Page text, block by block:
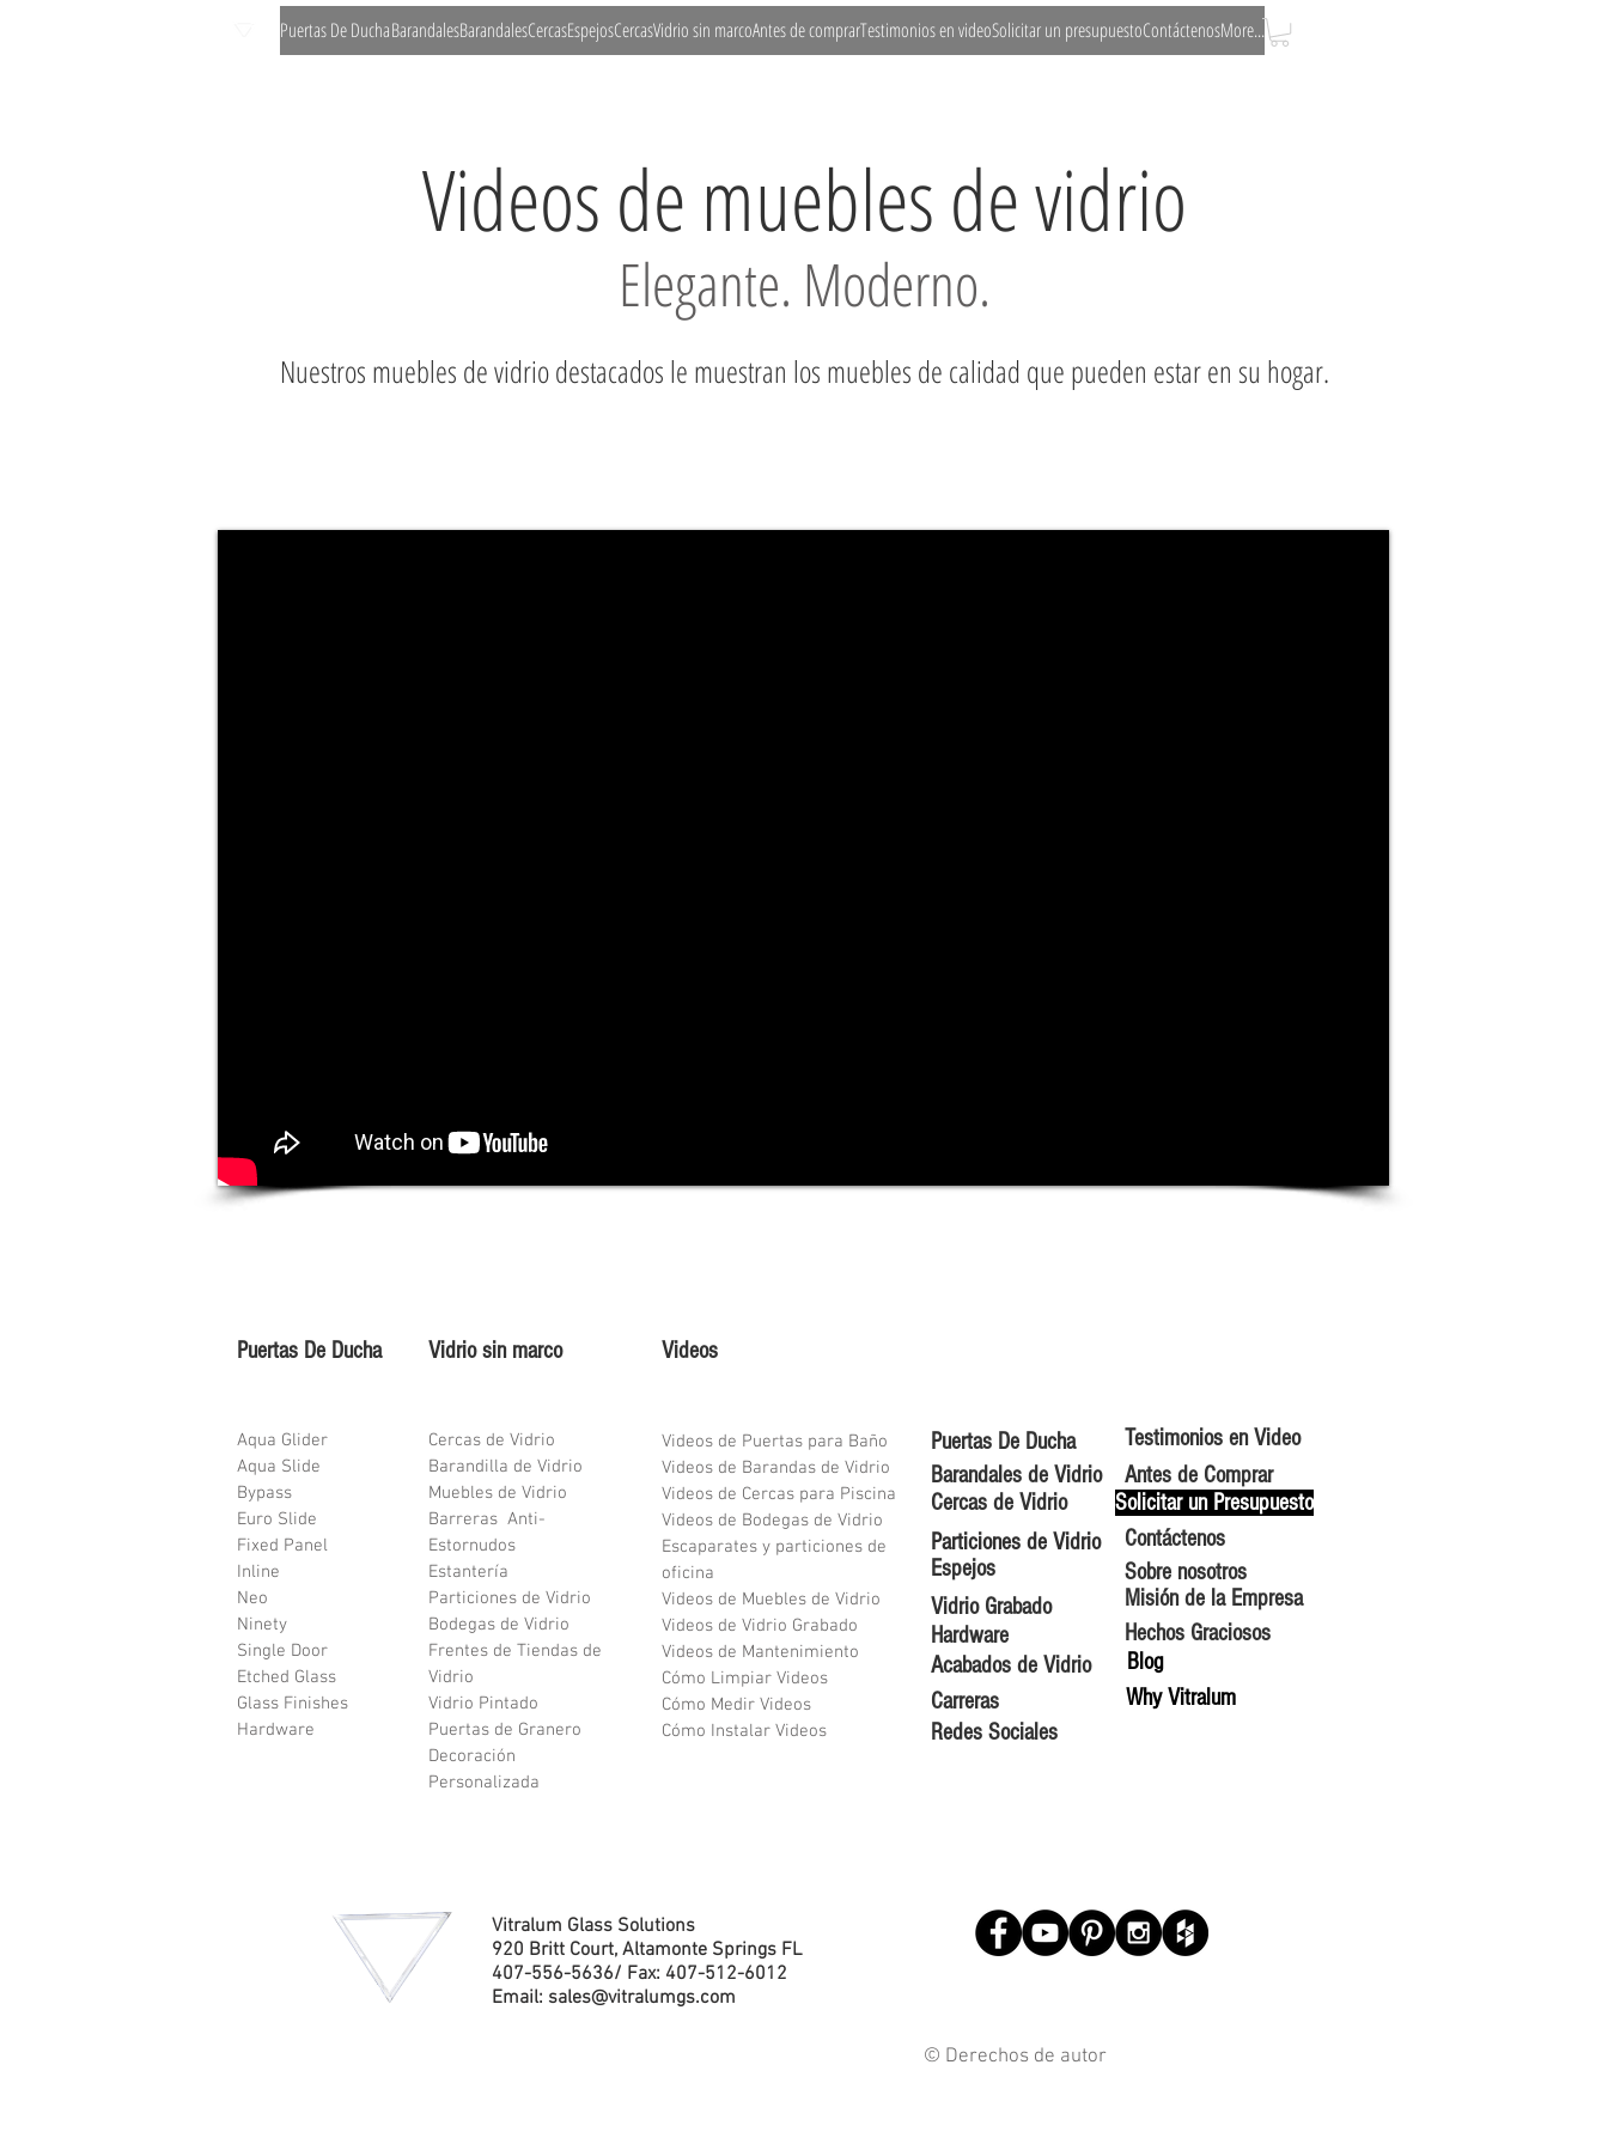
Puertas De DuchaBarandalesBarandalesCercasEspejosCercasVidrio sin marcoAntes de comprarTestimonios en videoSolicitar un presupuestoContáctenosMore...
Videos de muebles de vidrio
Elegante. Moderno.
Nuestros muebles de vidrio destacados le muestran los muebles de calidad que pueden estar en su hogar.
Puertas De Ducha Vidrio sin marco Videos
Aqua Glider
Aqua Slide
Bypass
Euro Slide
Fixed Panel
Inline
Neo
Ninety
Single Door
Etched Glass
Glass Finishes
Hardware
Cercas de Vidrio
Barandilla de Vidrio
Muebles de Vidrio
Barreras Anti-
Estornudos
Estantería
Particiones de Vidrio
Bodegas de Vidrio
Frentes de Tiendas de
Vidrio
Vidrio Pintado
Puertas de Granero
Decoración
Personalizada
Videos de Puertas para Baño
Videos de Barandas de Vidrio
Videos de Cercas para Piscina
Videos de Bodegas de Vidrio
Escaparates y particiones de
oficina
Videos de Muebles de Vidrio
Videos de Vidrio Grabado
Videos de Mantenimiento
Cómo Limpiar Videos
Cómo Medir Videos
Cómo Instalar Videos
Puertas De Ducha
Barandales de Vidrio
Cercas de Vidrio
Particiones de Vidrio
Espejos
Vidrio Grabado
Hardware
Acabados de Vidrio
Carreras
Testimonios en Video
Antes de Comprar
Solicitar un Presupuesto
Contáctenos
Sobre nosotros
Misión de la Empresa
Hechos Graciosos
Blog
Why Vitralum
Redes Sociales
Vitralum Glass Solutions
920 Britt Court, Altamonte Springs FL
407-556-5636/ Fax: 407-512-6012
Email: sales@vitralumgs.com
© Derechos de autor